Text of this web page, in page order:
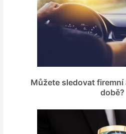
Můžete sledovat
době?